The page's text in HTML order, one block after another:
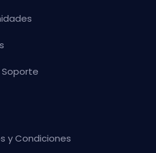
Soporte
y Condiciones